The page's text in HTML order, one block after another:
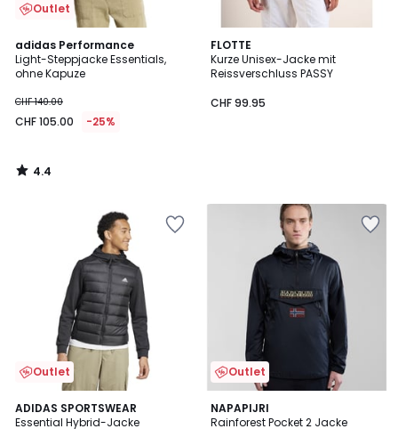
Outlet
adidas Performance
Light-Steppjacke Essentials,
ohne Kapuze
CHF 140.00
CHF 105.00 -25%
4.4
/ 5
4.4
/
FLOTTE
Kurze Unisex-Jacke mit
Reissverschluss PASSY
CHF 99.95
Outlet
ADIDAS SPORTSWEAR
Essential Hybrid-Jacke
5
/
Outlet
NAPAPIJRI
Rainforest Pocket 2 Jacke
2
Farben